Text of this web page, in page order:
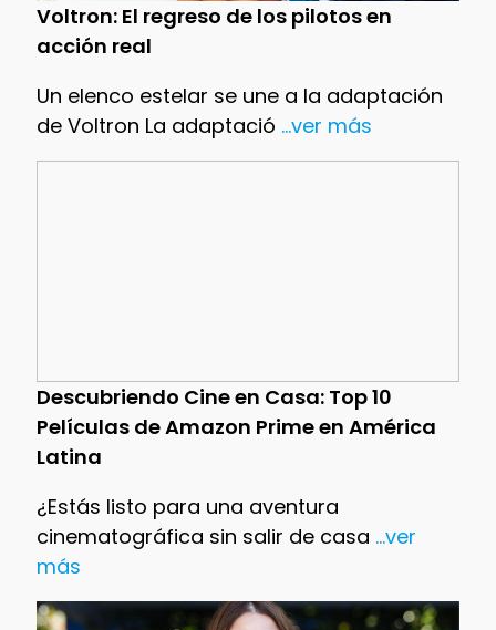
Voltron: El regreso de los pilotos en
acción real
Un elenco estelar se une a la adaptación
de Voltron La adaptació ...ver más
Descubriendo Cine en Casa: Top 10
Películas de Amazon Prime en América
Latina
¿Estás listo para una aventura
cinematográfica sin salir de casa ...ver
más